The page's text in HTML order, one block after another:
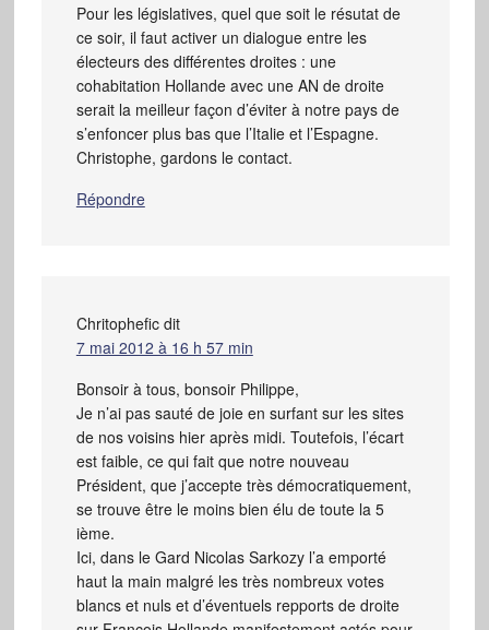
Pour les législatives, quel que soit le résutat de
ce soir, il faut activer un dialogue entre les
électeurs des différentes droites : une
cohabitation Hollande avec une AN de droite
serait la meilleur façon d’éviter à notre pays de
s’enfoncer plus bas que l’Italie et l’Espagne.
Christophe, gardons le contact.
Répondre
Chritophefic dit
7 mai 2012 à 16 h 57 min
Bonsoir à tous, bonsoir Philippe,
Je n’ai pas sauté de joie en surfant sur les sites
de nos voisins hier après midi. Toutefois, l’écart
est faible, ce qui fait que notre nouveau
Président, que j’accepte très démocratiquement,
se trouve être le moins bien élu de toute la 5
ième.
Ici, dans le Gard Nicolas Sarkozy l’a emporté
haut la main malgré les très nombreux votes
blancs et nuls et d’éventuels repports de droite